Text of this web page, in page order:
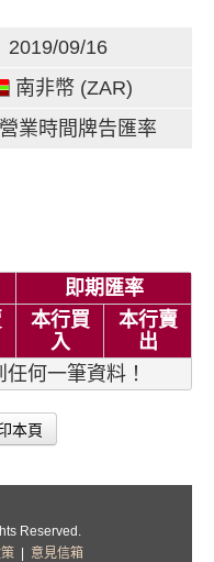
2019/09/16
南非幣 (ZAR)
業時間牌告匯率
即期匯率
本行買
入
本行賣
出
何一筆資料！
本頁
Reserved.
意見信箱